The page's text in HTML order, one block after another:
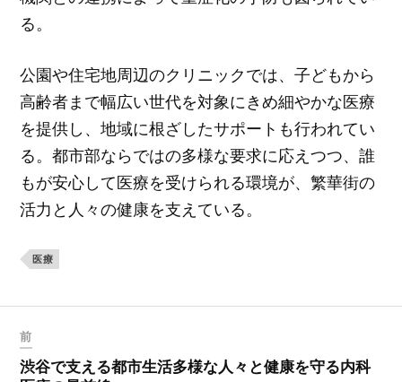
る。
公園や住宅地周辺のクリニックでは、子どもから
高齢者まで幅広い世代を対象にきめ細やかな医療
を提供し、地域に根ざしたサポートも行われてい
る。都市部ならではの多様な要求に応えつつ、誰
もが安心して医療を受けられる環境が、繁華街の
活力と人々の健康を支えている。
医療
前
渋谷で支える都市生活多様な人々と健康を守る内科